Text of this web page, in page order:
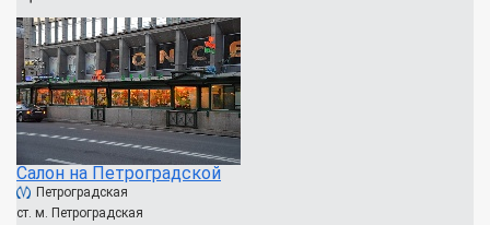
Салон на Петроградской
Петроградская
ст. м. Петроградская